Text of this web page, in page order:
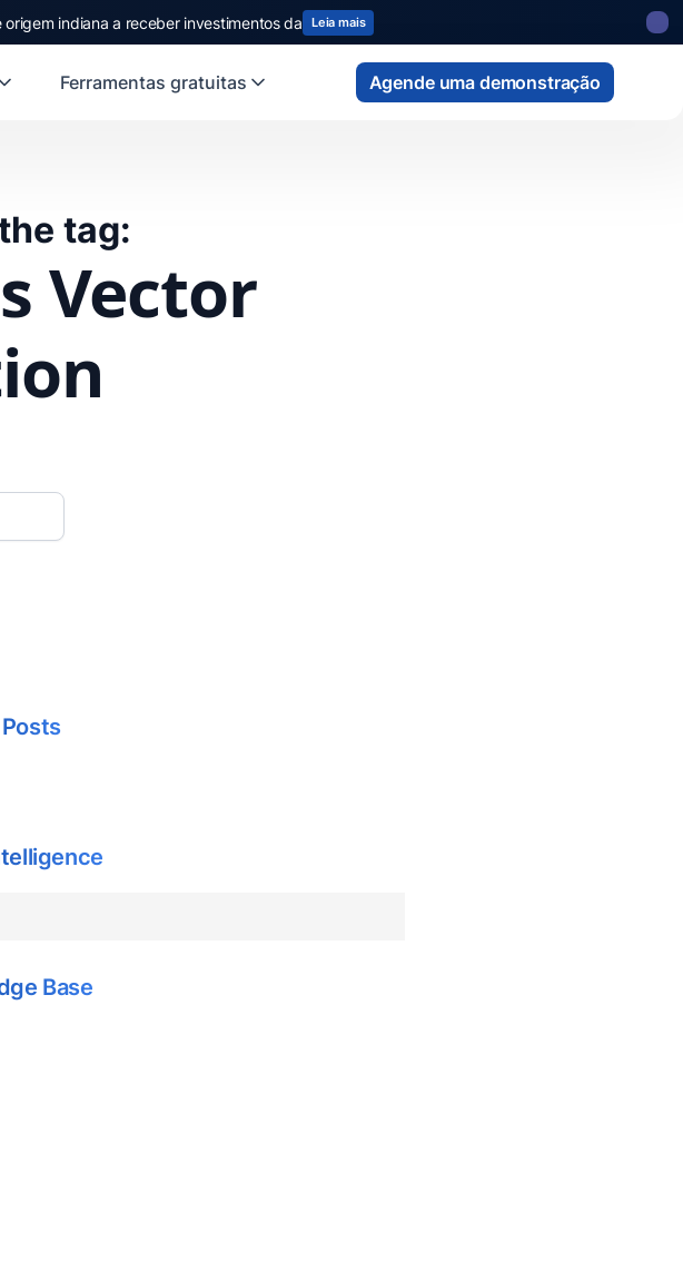
indiana a receber investimentos da Leia mais
Ferramentas gratuitas Agende uma demonstração
tag:
Vector
Base